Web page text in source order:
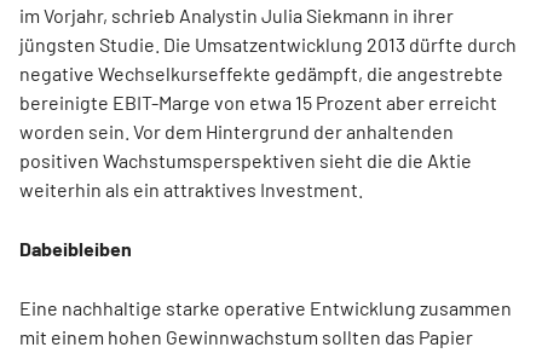
im Vorjahr, schrieb Analystin Julia Siekmann in ihrer
jüngsten Studie. Die Umsatzentwicklung 2013 dürfte durch
negative Wechselkurseffekte gedämpft, die angestrebte
bereinigte EBIT-Marge von etwa 15 Prozent aber erreicht
worden sein. Vor dem Hintergrund der anhaltenden
positiven Wachstumsperspektiven sieht die die Aktie
weiterhin als ein attraktives Investment.
Dabeibleiben
Eine nachhaltige starke operative Entwicklung zusammen
mit einem hohen Gewinnwachstum sollten das Papier